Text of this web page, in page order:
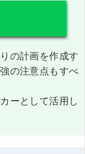
の計画を作成す
の注意点もすべ
ーとして活用し